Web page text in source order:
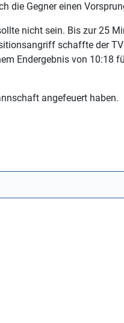
die Gegner einen
nicht sein. Bis zur 25
schaffte der
Endergebnis von 10:18
angefeuert haben.